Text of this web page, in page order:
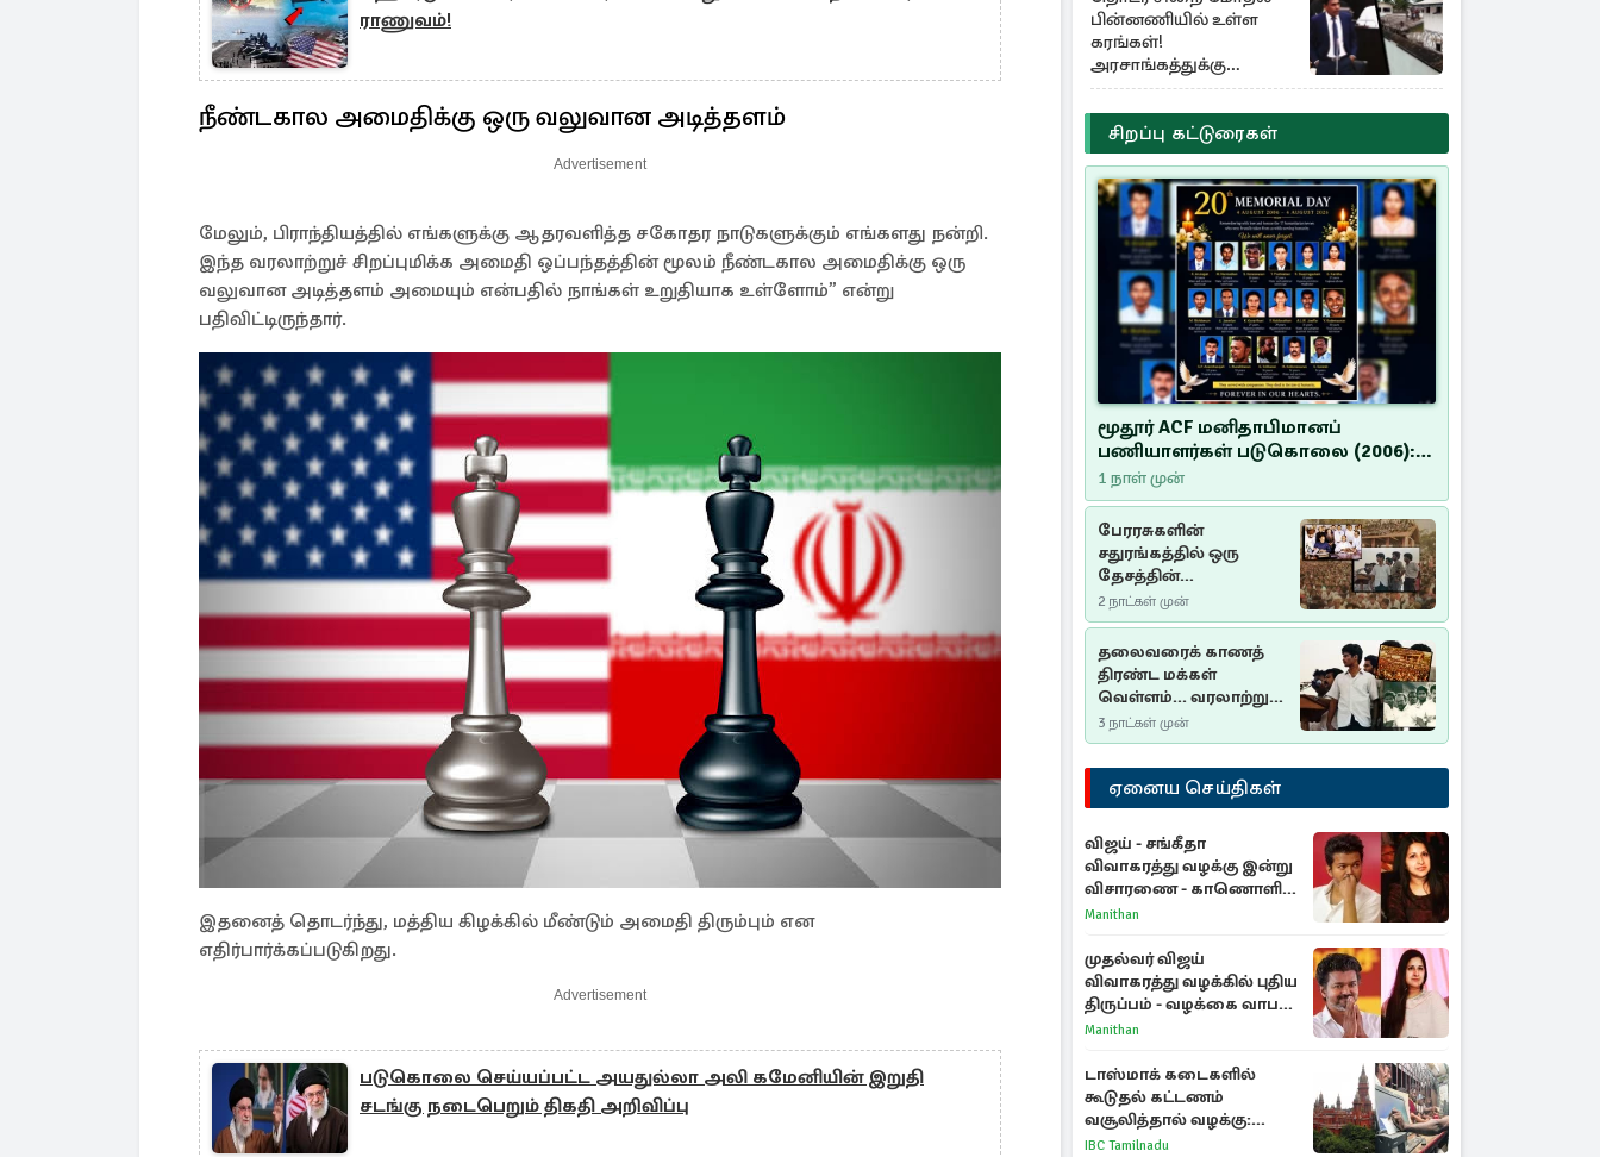
ராணுவம்!
நீண்டகால அமைதிக்கு ஒரு வலுவான அடித்தளம்
Advertisement
மேலும், பிராந்தியத்தில் எங்களுக்கு ஆதரவளித்த சகோதர நாடுகளுக்கும் எங்களது நன்றி.
இந்த வரலாற்றுச் சிறப்புமிக்க அமைதி ஒப்பந்தத்தின் மூலம் நீண்டகால அமைதிக்கு ஒரு
வலுவான அடித்தளம் அமையும் என்பதில் நாங்கள் உறுதியாக உள்ளோம்” என்று
பதிவிட்டிருந்தார்.
இதனைத் தொடர்ந்து, மத்திய கிழக்கில் மீண்டும் அமைதி திரும்பும் என
எதிர்பார்க்கப்படுகிறது.
Advertisement
படுகொலை செய்யப்பட்ட அயதுல்லா அலி கமேனியின் இறுதி
சடங்கு நடைபெறும் திகதி அறிவிப்பு
பின்னணியில் உள்ள
கரங்கள்!
அரசாங்கத்துக்கு
கிடைத்த புலனாய்வு
தகவல்
சிறப்பு கட்டுரைகள்
மூதூர் ACF மனிதாபிமானப்
பணியாளர்கள் படுகொலை (2006):
20 ஆண்டுகளாகியும் நீதி
மறுக்கப்பட்ட மனிதாபிமானப்
பேரவலம்
1 நாள் முன்
பேரரசுகளின்
சதுரங்கத்தில் ஒரு
தேசத்தின்
தீர்க்கதரிசனம் :
சுதுமலை பிரகடனம்
ஒரு வரலாற்றுப் பாடம்
2 நாட்கள் முன்
தலைவரைக் காணத்
திரண்ட மக்கள்
வெள்ளம்... வரலாற்றுச்
சிறப்புமிக்க சுதுமலைப்
பிரகடனம்…
3 நாட்கள் முன்
ஏனைய செய்திகள்
விஜய் - சங்கீதா
விவாகரத்து வழக்கு இன்று
விசாரணை - காணொளி
மூலம் ஆஜராக வாய்ப்பு
Manithan
முதல்வர் விஜய்
விவாகரத்து வழக்கில் புதிய
திருப்பம் - வழக்கை வாபஸ்
பெற்ற சங்கீதா!
Manithan
டாஸ்மாக் கடைகளில்
கூடுதல் கட்டணம்
வசூலித்தால் வழக்கு:
சென்னை உயர்நீதிமன்றம்
IBC Tamilnadu